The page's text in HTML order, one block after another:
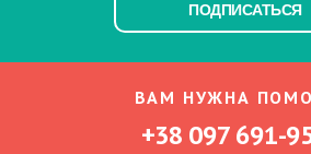
ПОДПИСАТЬСЯ
ВАМ НУЖНА
+38 097 691-